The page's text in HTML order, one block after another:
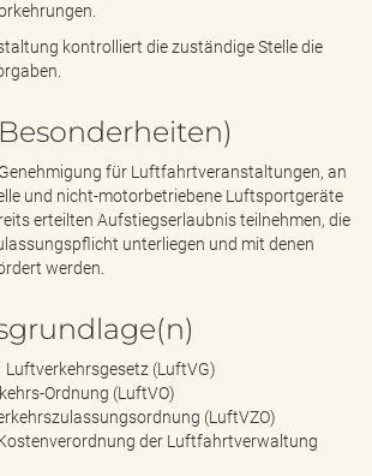
kontrolliert die zuständige Stelle die
für Luftfahrtveranstaltungen, an
und nicht-motorbetriebene Luftsportgeräte
erteilten Aufstiegserlaubnis teilnehmen, die
unterliegen und mit denen
werden.
Luftverkehrsgesetz (LuftVG)
Ordnung (LuftVO)
(LuftVZO)
der Luftfahrtverwaltung